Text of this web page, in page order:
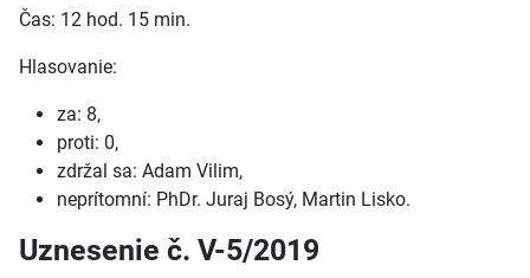
Čas: 12 hod. 15 min.
Hlasovanie:
za: 8,
proti: 0,
zdržal sa: Adam Vilim,
neprítomní: PhDr. Juraj Bosý, Martin Lisko.
Uznesenie č. V-5/2019